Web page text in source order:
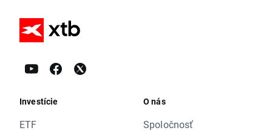
Investície
ETF
O nás
Spoločnosť